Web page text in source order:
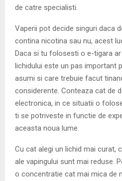
de catre specialisti.
Vaperii pot decide singuri daca
contina nicotina sau nu, acest
Daca si tu folosesti o e-tigara
lichidului este un pas important
asumi si care trebuie facut
considerente. Conteaza cat de
electronica, in ce situatii o
ti se potriveste in functie de
aceasta noua lume.
Cu cat alegi un lichid mai curat,
ale vapingului sunt mai reduse.
o concentratie cat mai mica de